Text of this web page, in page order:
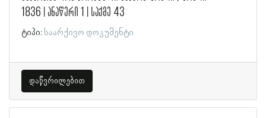
1836 | ანაწერი 1 | საქმე 43
ტიპი: საარქივო დოკუმენტი
დაწვრილებით